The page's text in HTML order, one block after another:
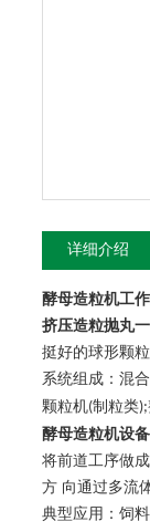
详细介绍
酵母造粒机工
挤压造粒抛丸
挺好的球形颗
系统组成：混合
颗粒机(制粒类);
酵母造粒机设
将前道工序做
方 向通过多流
典型应用：饲